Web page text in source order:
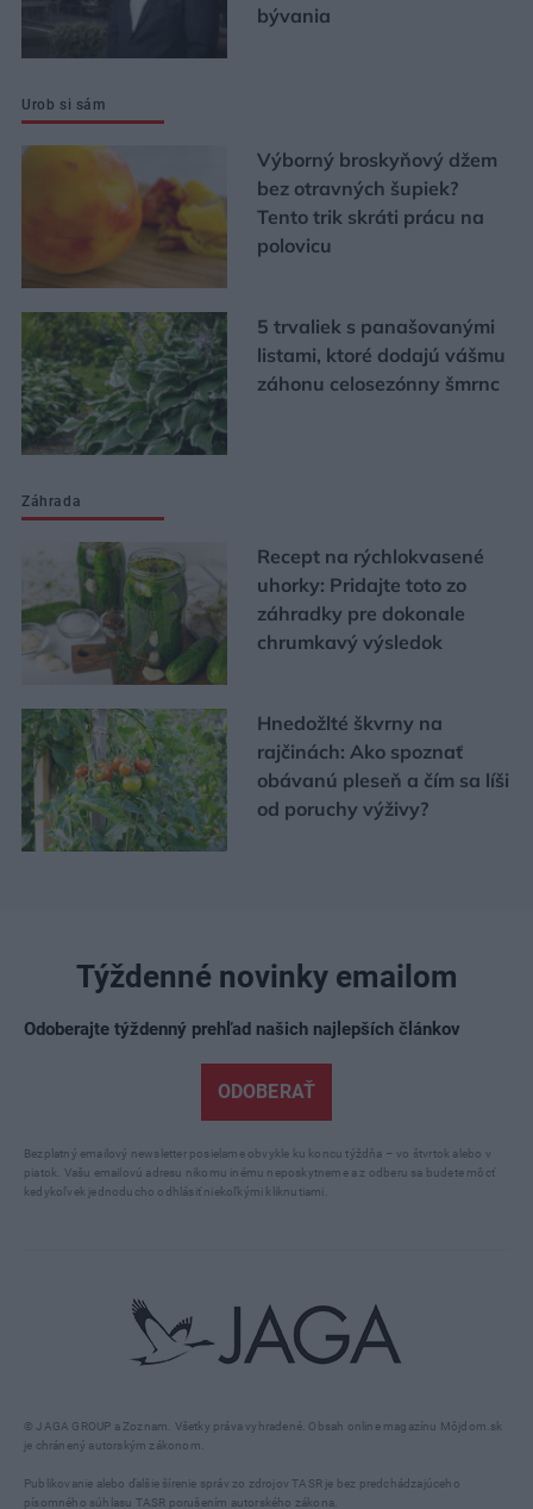
bývania
Urob si sám
Výborný broskyňový džem
bez otravných šupiek?
Tento trik skráti prácu na
polovicu
5 trvaliek s panašovanými
listami, ktoré dodajú vášmu
záhonu celosezónny šmrnc
Záhrada
Recept na rýchlokvasené
uhorky: Pridajte toto zo
záhradky pre dokonale
chrumkavý výsledok
Hnedožlté škvrny na
rajčinách: Ako spoznať
obávanú pleseň a čím sa líši
od poruchy výživy?
© JAGA GROUP a Zoznam. Všetky práva vyhradené. Obsah online magazínu Môjdom.sk
je chránený autorským zákonom.
Publikovanie alebo ďalšie šírenie správ zo zdrojov TASR je bez predchádzajúceho
písomného súhlasu TASR porušením autorského zákona.
Týždenné novinky emailom
Odoberajte týždenný prehľad našich najlepších článkov
ODOBERAŤ
Bezplatný emailový newsletter posielame obvykle ku koncu týždňa – vo štvrtok alebo v
piatok. Vašu emailovú adresu nikomu inému neposkytneme a z odberu sa budete môcť
kedykoľvek jednoducho odhlásiť niekoľkými kliknutiami.